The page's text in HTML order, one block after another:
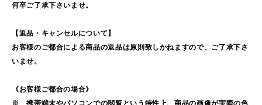
何卒ご了承下さいませ。
【返品・キャンセルについて】
お客様のご都合による商品の返品は原則致しかねますので、ご了承下さ
いませ。
《お客様ご都合の場合》
※ 携帯端末やパソコンでの閲覧という特性上、商品の画像が実際の色